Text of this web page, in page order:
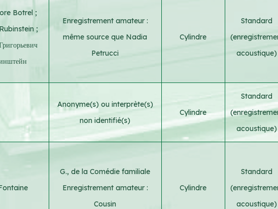
Botrel ;
;
Enregistrement amateur :
même source que Nadia
Petrucci
Cylindre
Standard
acoustique)
Anonyme(s) ou interprète(s)
non identifié(s)
Cylindre
Standard
acoustique)
G., de la Comédie familiale
Enregistrement amateur :
Cousin
Cylindre
Standard
acoustique)